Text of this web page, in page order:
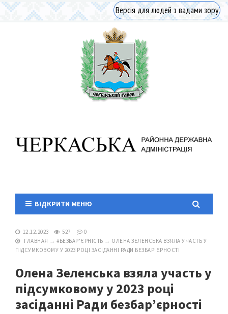
Версія для людей з вадами зору
ВІДКРИТИ МЕНЮ
12.12.2023 527
0
ГЛАВНАЯ → #БЕЗБАР'ЄРНІСТЬ → ОЛЕНА ЗЕЛЕНСЬКА ВЗЯЛА УЧАСТЬ У
ПІДСУМКОВОМУ У 2023 РОЦІ ЗАСІДАННІ РАДИ БЕЗБАР’ЄРНОСТІ
Олена Зеленська взяла участь у
підсумковому у 2023 році
засіданні Ради безбар’єрності